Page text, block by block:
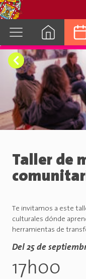
Taller de
Te invitamos a este
culturales dónde
herramientas de
Del 25 de
17h00